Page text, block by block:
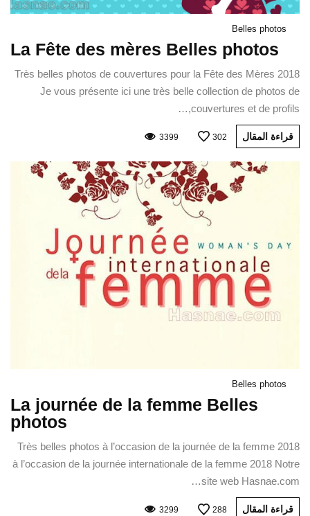
Belles photos
La Fête des mères Belles photos
Très belles photos de couvertures pour la Fête des Mères 2018
Je vous présente ici une très belle collection de photos de
couvertures et de profils,…
قراءة المقال 302
3399
Belles photos
La journée de la femme Belles
photos
Très belles photos à l’occasion de la journée de la femme 2018
à l’occasion de la journée internationale de la femme 2018 Notre
site web Hasnae.com…
قراءة المقال 288
3299